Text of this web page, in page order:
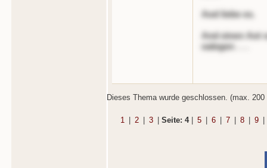
Aod liebe es.
And einen Aot
oalegen . . .
Dieses Thema wurde geschlossen. (max. 200
1 2 3 Seite: 4 5 6 7 8 9